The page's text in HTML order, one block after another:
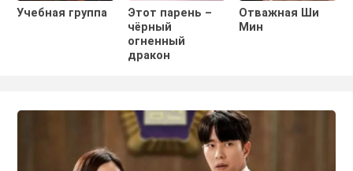
Учебная группа
Этот парень –
чёрный
огненный
дракон
Отважная Ши
Мин